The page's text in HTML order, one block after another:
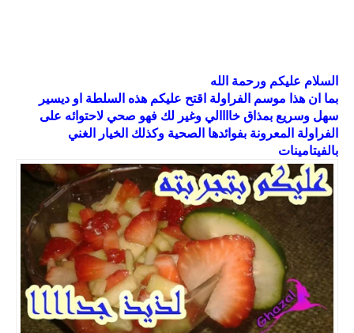
السلام عليكم ورحمة الله
بما ان هذا موسم الفراولة اقتح عليكم هذه السلطة او ديسير
سهل وسريع بمذاق خاااالي وغير لك فهو صحي لاحتوائه على
الفراولة المعرونة بفوائدها الصحية وكذلك الخيار الغني
بالفيتامينات